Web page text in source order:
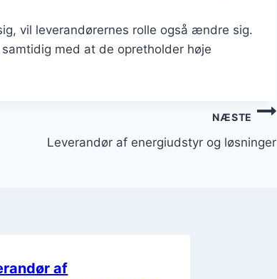
vil leverandørernes rolle også ændre sig.
med at de opretholder høje
NÆSTE
Leverandør af energiudstyr og løsninger
af